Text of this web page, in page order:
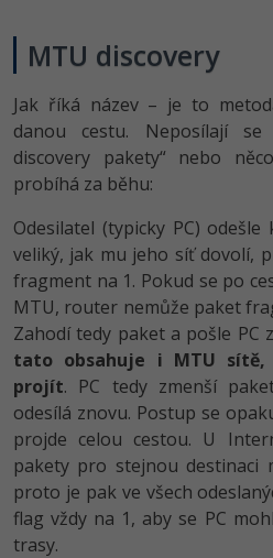
MTU discovery
Jak říká název – je to
danou cestu. Neposílají se
discovery pakety“ nebo
probíhá za běhu:
Odesilatel (typicky PC)
veliký, jak mu jeho síť dovolí,
fragment na 1. Pokud se po
MTU, router nemůže paket
Zahodí tedy paket a pošle PC
tato obsahuje i MTU
projít. PC tedy zmenší
odesílá znovu. Postup se
projde celou cestou. U
pakety pro stejnou destinaci
proto je pak ve všech
flag vždy na 1, aby se PC
trasy.